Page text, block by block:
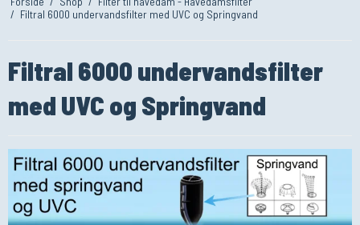
/ Filtral 6000 undervandsfilter med UVC og Springvand
Filtral 6000 undervandsfilter
med UVC og Springvand